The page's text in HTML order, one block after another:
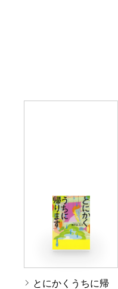
とにかくうちに帰